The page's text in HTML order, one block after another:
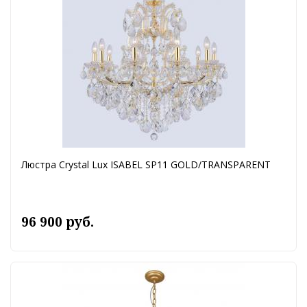
Люстра Crystal Lux ISABEL SP11 GOLD/TRANSPARENT
96 900 руб.